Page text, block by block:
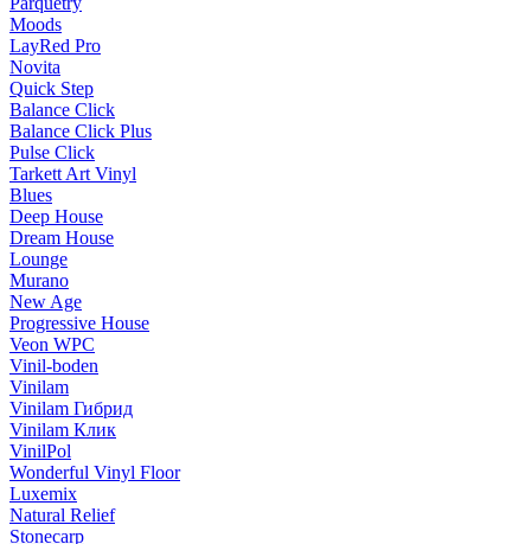
Moods
LayRed Pro
Novita
Quick Step
Balance Click
Balance Click Plus
Pulse Click
Tarkett Art Vinyl
Blues
Deep House
Dream House
Lounge
Murano
New Age
Progressive House
Veon WPC
Vinil-boden
Vinilam
Vinilam Гибрид
Vinilam Клик
VinilPol
Wonderful Vinyl Floor
Luxemix
Natural Relief
Stonecarp